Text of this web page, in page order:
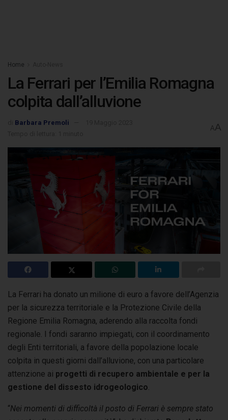
Home
La Ferrari per l’Emilia Romagna
colpita dall’alluvione
Barbara Premoli
AA
La Ferrari ha donato un milione di euro a favore dell’Agenzia
per la sicurezza territoriale e la Protezione Civile della
Regione Emilia Romagna, aderendo alla raccolta fondi
regionale. I fondi saranno impiegati, con il coordinamento
degli Enti territoriali, a favore della popolazione locale
colpita in questi giorni dall’alluvione, con una particolare
attenzione ai progetti di recupero ambientale e per la
gestione del dissesto idrogeologico
“Nei momenti di difficoltà il posto di Ferrari è sempre stato